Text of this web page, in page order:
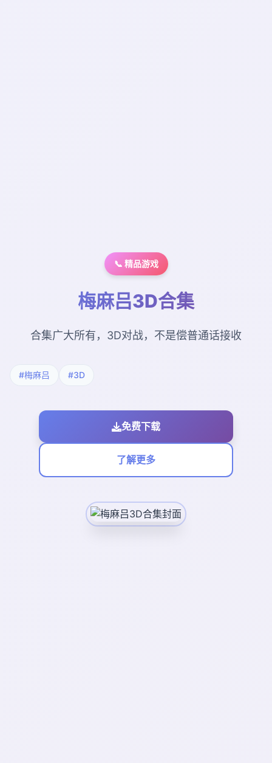
📞 精品游戏
梅麻吕3D合集
合集广大所有，3D对战，不是偿普通话接收
#梅麻吕 #3D
免费下载
了解更多